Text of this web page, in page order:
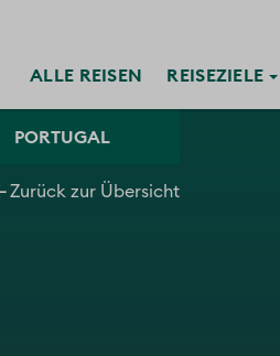
ALLE REISEN REISEZIELE
PORTUGAL
Zurück zur Übersicht